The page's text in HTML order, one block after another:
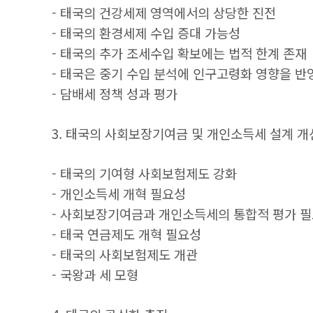
- 태국의 건강세제 영역에서의 상당한 진전
- 태국의 환경세제 수입 증대 가능성
- 태국의 추가 조세수입 확보에는 법적 한계 존재
- 태국은 중기 수입 분석에 인구고령화 영향을 반
- 담배세 정책 성과 평가
3. 태국의 사회보장기여금 및 개인소득세 설계 개
- 태국의 기여형 사회보험제도 강화
- 개인소득세 개혁 필요성
- 사회보장기여금과 개인소득세의 통합적 평가
- 태국 연금제도 개혁 필요성
- 태국의 사회보험제도 개관
- 국왕과 세 모형